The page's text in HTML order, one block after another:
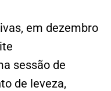
em dezembro
sessão de
de leveza,